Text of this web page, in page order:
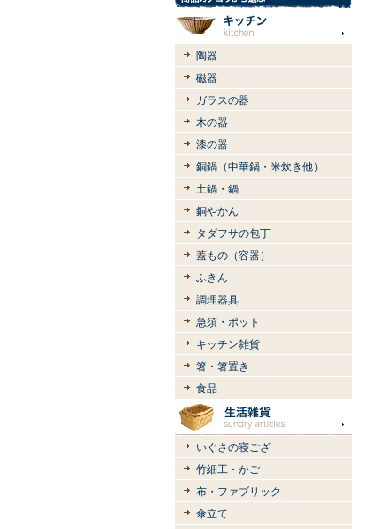
陶器
磁器
ガラスの器
木の器
漆の器
銅鍋（中華鍋・米炊き他）
土鍋・鍋
銅やかん
タダフサの包丁
蓋もの（容器）
ふきん
調理器具
急須・ポット
キッチン雑貨
箸・箸置き
食品
いぐさの寝ござ
竹細工・かご
布・ファブリック
傘立て